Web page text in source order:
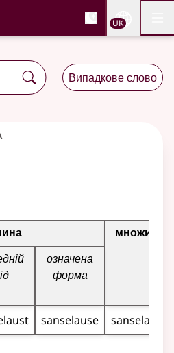
вмісту
букмола та
UK
Випадкове слово
для цього прикметникамножина
означена
форма
sanselause sanselause